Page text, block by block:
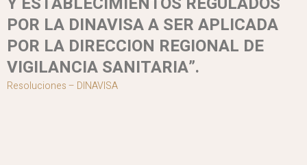
POR LA DINAVISA A SER APLICADA
POR LA DIRECCION REGIONAL DE
VIGILANCIA SANITARIA”.
Resoluciones – DINAVISA